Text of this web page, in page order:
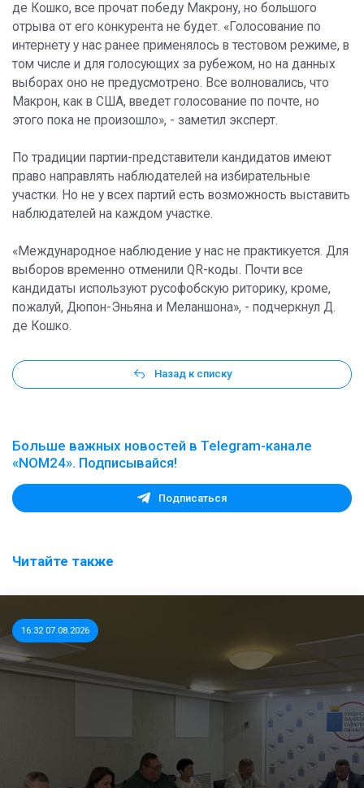
де Кошко, все прочат победу Макрону, но большого
отрыва от его конкурента не будет. «Голосование по
интернету у нас ранее применялось в тестовом режиме, в
том числе и для голосующих за рубежом, но на данных
выборах оно не предусмотрено. Все волновались, что
Макрон, как в США, введет голосование по почте, но
этого пока не произошло», - заметил эксперт.
По традиции партии-представители кандидатов имеют
право направлять наблюдателей на избирательные
участки. Но не у всех партий есть возможность выставить
наблюдателей на каждом участке.
«Международное наблюдение у нас не практикуется. Для
выборов временно отменили QR-коды. Почти все
кандидаты используют русофобскую риторику, кроме,
пожалуй, Дюпон-Эньяна и Меланшона», - подчеркнул Д.
де Кошко.
Назад к списку
Больше важных новостей в Telegram-канале
«NOM24». Подписывайся!
Подписаться
Читайте также
16:32 07.08.2026